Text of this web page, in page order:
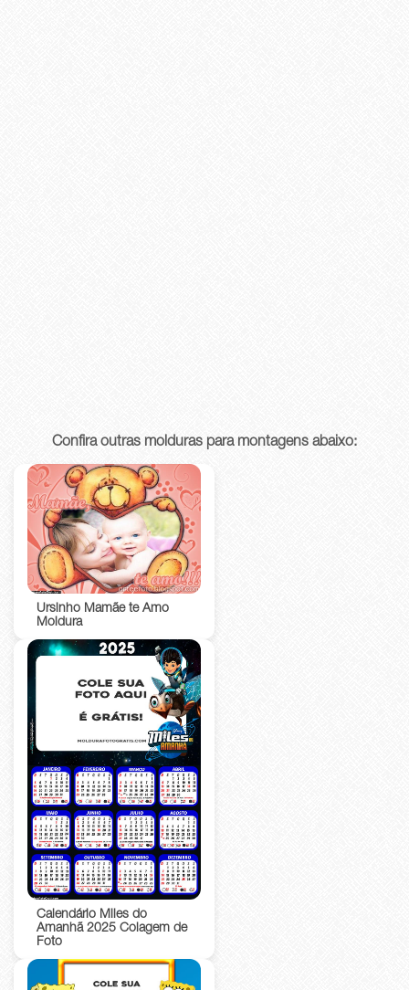
Confira outras molduras para montagens abaixo:
Ursinho Mamãe te Amo
Moldura
Calendário Miles do
Amanhã 2025 Colagem de
Foto